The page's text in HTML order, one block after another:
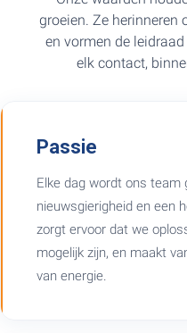
groeien. Ze herinneren
en vormen de
elk contact,
Passie
Elke dag wordt ons team
nieuwsgierigheid en een
zorgt ervoor dat we
mogelijk zijn, en maakt
van energie.